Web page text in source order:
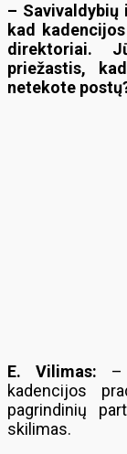
–
kad
direktoriai.
priežastis,
netekote
E. Vilimas: –
kadencijos
pagrindinių
skilimas.